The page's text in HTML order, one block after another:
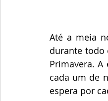
Até a meia
durante todo
Primavera.
cada um de
espera por